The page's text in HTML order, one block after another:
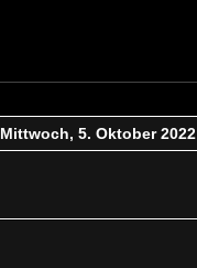
Mittwoch, 5. Oktober 2022